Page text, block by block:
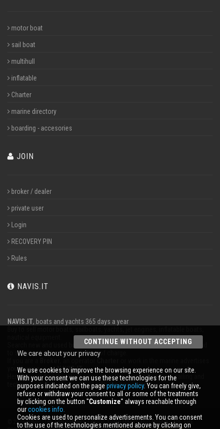
motor boat
sail boat
multihull
inflatable
Charter
marine directory
boarding - accesories
JOIN
broker / dealer
private user
Login
RECOVERY PIN
Rules
NAVIS.IT
NAVIS.IT, boats and yachts 365 days a year
Search new and used boats in our database or even post a classified ad
to sell your boat completely free of charge.
your business onNAVIS.IT.
Here you will find the latest news from the world of boating, sailing and
technical articles; stay updated with our newsletter.
© 2026 NAVIS.IT® TRADEMARKS, LOGOS TRADEMARKS AND BRANDS ARE THE
CONTINUE WITHOUT ACCEPTING
We care about your privacy
We use cookies to improve the browsing experience on our site.
With your consent we can use these technologies for the
purposes indicated on the page privacy policy. You can freely give,
refuse or withdraw your consent to all or some of the treatments
by clicking on the button ''Customize'' always reachable through
ourcookies info.
Cookies are used to personalize advertisements. You can consent
to the use of the technologies mentioned above by clicking on